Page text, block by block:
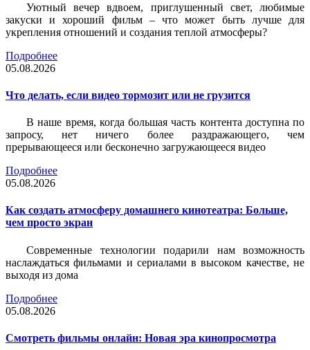
Уютный вечер вдвоем, приглушенный свет, любимые
закуски и хороший фильм – что может быть лучше для
укрепления отношений и создания теплой атмосферы?
Подробнее
05.08.2026
Что делать, если видео тормозит или не грузится
В наше время, когда большая часть контента доступна по
запросу, нет ничего более раздражающего, чем
прерывающееся или бесконечно загружающееся видео
Подробнее
05.08.2026
Как создать атмосферу домашнего кинотеатра: Больше,
чем просто экран
Современные технологии подарили нам возможность
наслаждаться фильмами и сериалами в высоком качестве, не
выходя из дома
Подробнее
05.08.2026
Смотреть фильмы онлайн: Новая эра кинопросмотра